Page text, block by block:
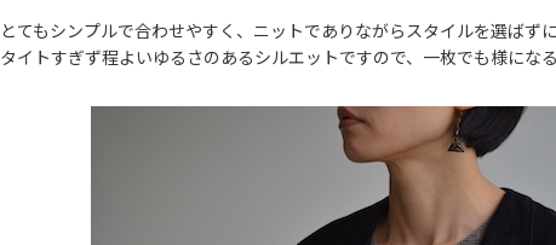
とてもシンプルで合わせやすく、ニットでありながらスタイルを選ばず
タイトすぎず程よいゆるさのあるシルエットですので、一枚でも様になる